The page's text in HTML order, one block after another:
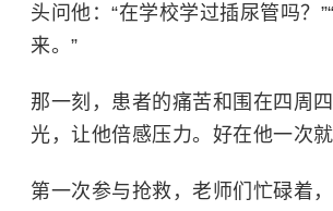
头问他：“在学校学过插尿管吗？
来。”
那一刻，患者的痛苦和围在四周
光，让他倍感压力。好在他一次就
第一次参与抢救，老师们忙碌着